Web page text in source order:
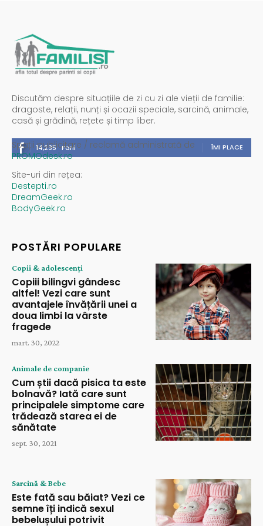
Discutăm despre situațiile de zi cu zi ale vieții de familie:
dragoste, relații, nunți și ocazii speciale, sarcină, animale,
casă și grădină, rețete și timp liber.
14,235 Fani ÎMI PLACE
Spații publicitare / reclamă administrată de
PROMOdesk.ro
Site-uri din rețea:
Destepti.ro
DreamGeek.ro
BodyGeek.ro
POSTĂRI POPULARE
Copii & adolescenți
Copiii bilingvi gândesc
altfel! Vezi care sunt
avantajele învățării unei a
doua limbi la vârste
fragede
mart. 30, 2022
Animale de companie
Cum știi dacă pisica ta este
bolnavă? Iată care sunt
principalele simptome care
trădează starea ei de
sănătate
sept. 30, 2021
Sarcină & Bebe
Este fată sau băiat? Vezi ce
semne îți indică sexul
bebelușului potrivit